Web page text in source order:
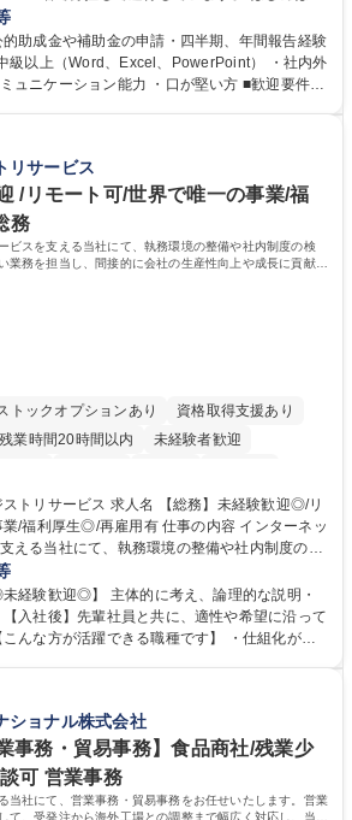
ただき、ゆくゆくはリーダーやマネージャーポ
期待しています。 【総務・人事グルー
度関連 ・採用活動 ・教育研修の企画、実行 ・勤
出 ・法定の会議運営（評議員会、理事会） ・
からの問合せ、相談対応 ・その他日常の総務
助成金や補助金の申請・四半期、年間報告経験
級以上（Word、Excel、PowerPoint） ・社内外
ケーション能力 ・口が堅い方 ■歓迎要件
リサービス
/リモート可/世界で唯一の事業/福
務
ビスを支える当社にて、執務環境の整備や社内制度の検
業務を担当し、間接的に会社の生産性向上や成長に貢献し
トックオプションあり
資格取得支援あり
業時間20時間以内
未経験者歓迎
支給 駅近5分以内 土日祝休み 服装自由
名 【総務】未経験歓迎◎/リ
再雇用有 仕事の内容 インターネッ
える当社にて、執務環境の整備や社内制度の検
広い業務を担当し、間接的に会社の生産性向上
心して長く成果を
めに、毎日のメンテナンスや維持管理に加え、
行っていただき、会社全体を巻き込み課題解決
、多様なキャリアパスを描くことも可能です。
歓迎◎/リモート可/世界で唯一の事業/福利厚生◎/
経験歓迎◎】 主体的に考え、論理的な説明・
入社後】先輩社員と共に、適性や希望に沿って
興味関心がある 【魅力】■自己啓発支援：資格
80%（年間25万円まで）を補助 ■住宅手当：家
：大学院 大学 語学
ショナル株式会社
事務・貿易事務】食品商社/残業少
可 営業事務
当社にて、営業事務・貿易事務をお任せいたします。営業
て、受発注から海外工場との調整まで幅広く対応し、当社